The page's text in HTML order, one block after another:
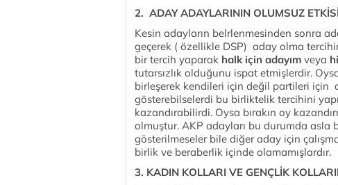
2. ADAY ADAYLARININ OLUMSUZ ETKİSİ
Kesin adayların belrlenmesinden sonra
geçerek ( özellikle DSP) aday olma
bir tercih yaparak halk için adayım veya
tutarsızlık olduğunu ispat etmişlerdir.
birleşerek kendileri için değil partileri için
gösterebilselerdi bu birliktelik tercihini
kazandırabilirdi. Oysa bırakın oy
olmuştur. AKP adayları bu durumda
gösterilmeseler bile diğer aday için
birlik ve beraberlik içinde olamamışlardır.
3. KADIN KOLLARI VE GENÇLİK